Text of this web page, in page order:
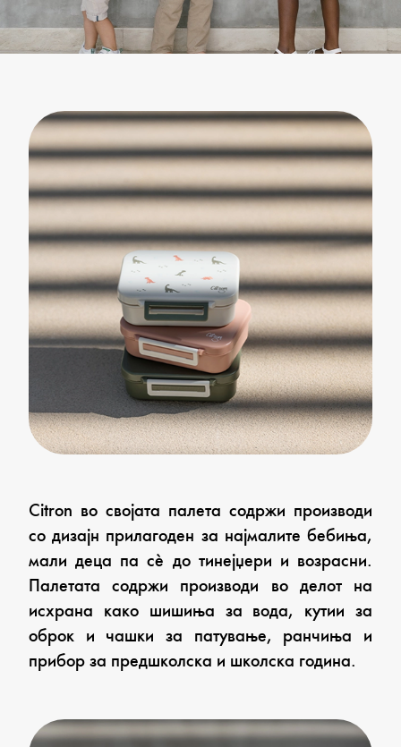
Citron во својата палета содржи производи
со дизајн прилагоден за најмалите бебиња,
мали деца па сѐ до тинејџери и возрасни.
Палетата содржи производи во делот на
исхрана како шишиња за вода, кутии за
оброк и чашки за патување, ранчиња и
прибор за предшколска и школска година.